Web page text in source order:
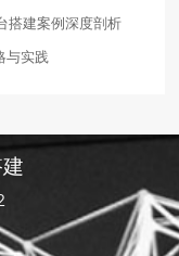
搭建案例深度剖析
与实践